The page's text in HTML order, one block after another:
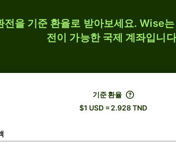
을 기준 환율로 받아보세요. Wise
전이 가능한 국제 계좌입니
기준 환율
$1 USD = 2.928 TND